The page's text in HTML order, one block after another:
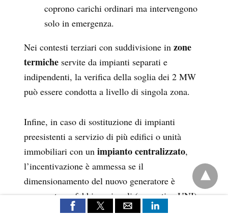
coprono carichi ordinari ma intervengono
solo in emergenza.
Nei contesti terziari con suddivisione in zone
termiche servite da impianti separati e
indipendenti, la verifica della soglia dei 2 MW
può essere condotta a livello di singola zona.
Infine, in caso di sostituzione di impianti
preesistenti a servizio di più edifici o unità
immobiliari con un impianto centralizzato,
l’incentivazione è ammessa se il
dimensionamento del nuovo generatore è
asseverato su fabbisogni reali (normativa UNI),
gli immobili sono nella disponibilità di un unico